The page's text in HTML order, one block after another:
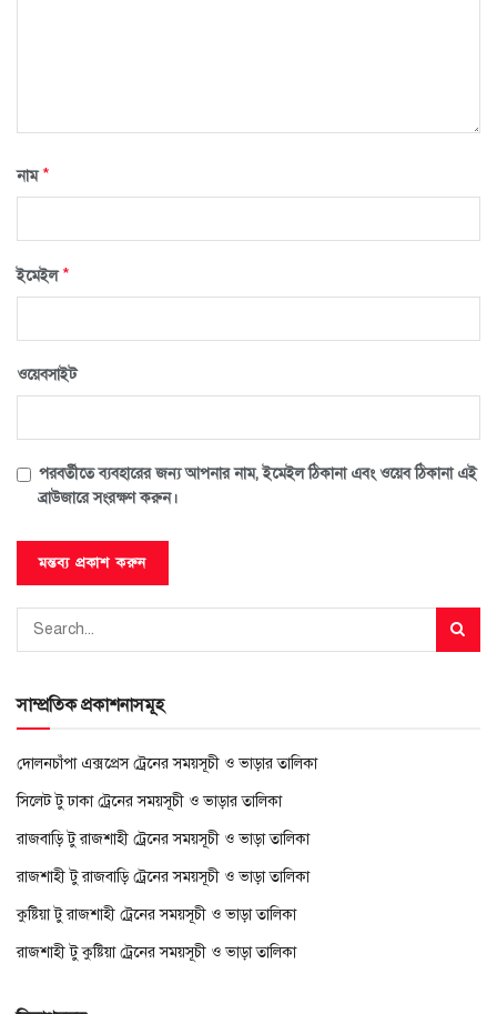
নাম*
ইমেইল*
ওয়েবসাইট
পরবর্তীতে ব্যবহারের জন্য আপনার নাম, ইমেইল ঠিকানা এবং ওয়েব ঠিকানা এই
ব্রাউজারে সংরক্ষণ করুন।
সাম্প্রতিক প্রকাশনাসমূহ
দোলনচাঁপা এক্সপ্রেস ট্রেনের সময়সূচী ও ভাড়ার তালিকা
সিলেট টু ঢাকা ট্রেনের সময়সূচী ও ভাড়ার তালিকা
রাজবাড়ি টু রাজশাহী ট্রেনের সময়সূচী ও ভাড়া তালিকা
রাজশাহী টু রাজবাড়ি ট্রেনের সময়সূচী ও ভাড়া তালিকা
কুষ্টিয়া টু রাজশাহী ট্রেনের সময়সূচী ও ভাড়া তালিকা
রাজশাহী টু কুষ্টিয়া ট্রেনের সময়সূচী ও ভাড়া তালিকা